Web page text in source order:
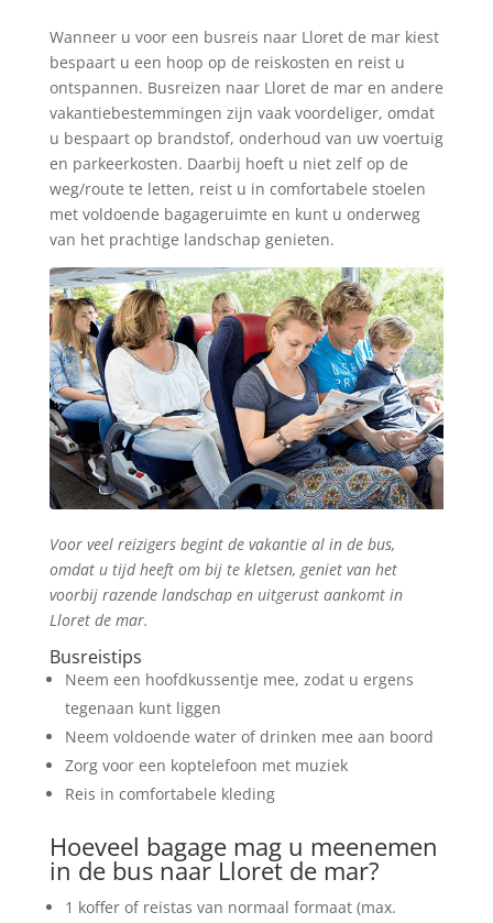
Wanneer u voor een busreis naar Lloret de mar kiest
bespaart u een hoop op de reiskosten en reist u
ontspannen. Busreizen naar Lloret de mar en andere
vakantiebestemmingen zijn vaak voordeliger, omdat
u bespaart op brandstof, onderhoud van uw voertuig
en parkeerkosten. Daarbij hoeft u niet zelf op de
weg/route te letten, reist u in comfortabele stoelen
met voldoende bagageruimte en kunt u onderweg
van het prachtige landschap genieten.
Voor veel reizigers begint de vakantie al in de bus,
omdat u tijd heeft om bij te kletsen, geniet van het
voorbij razende landschap en uitgerust aankomt in
Lloret de mar.
Busreistips
Neem een hoofdkussentje mee, zodat u ergens
tegenaan kunt liggen
Neem voldoende water of drinken mee aan boord
Zorg voor een koptelefoon met muziek
Reis in comfortabele kleding
Hoeveel bagage mag u meenemen
in de bus naar Lloret de mar?
1 koffer of reistas van normaal formaat (max.